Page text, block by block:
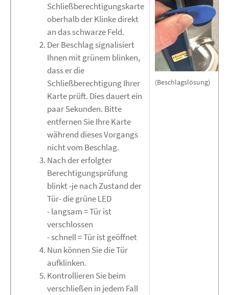
Schließberechtigungskarte
oberhalb der Klinke direkt
an das schwarze Feld.
Der Beschlag signalisiert
Ihnen mit grünem blinken,
dass er die
Schließberechtigung Ihrer
Karte prüft. Dies dauert ein
paar Sekunden. Bitte
entfernen Sie Ihre Karte
während dieses Vorgangs
nicht vom Beschlag.
Nach der erfolgter
Berechtigungsprüfung
blinkt -je nach Zustand der
Tür- die grüne LED
- langsam = Tür ist
verschlossen
- schnell = Tür ist geöffnet
Nun können Sie die Tür
aufklinken.
Kontrollieren Sie beim
verschließen in jedem Fall
(Beschlagslösung)